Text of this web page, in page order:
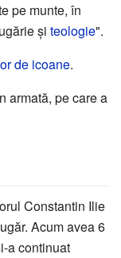
pe munte, în
și teologie".
de icoane.
armată, pe care a
Constantin Ilie
Acum avea 6
a continuat